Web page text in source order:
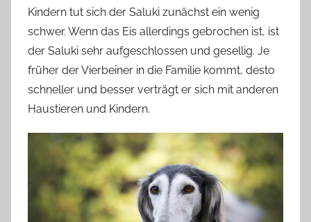
Kindern tut sich der Saluki zunächst ein wenig
schwer. Wenn das Eis allerdings gebrochen ist, ist
der Saluki sehr aufgeschlossen und gesellig. Je
früher der Vierbeiner in die Familie kommt, desto
schneller und besser verträgt er sich mit anderen
Haustieren und Kindern.